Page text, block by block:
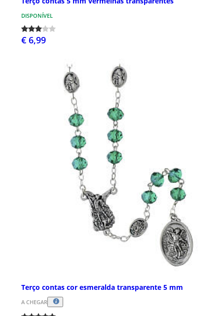
DISPONÍVEL
€ 6,99
Terço contas cor esmeralda transparente 5 mm
A CHEGAR